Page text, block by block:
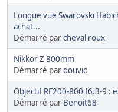
Longue vue Swarovski
achat...
Démarré parcheval roux
Nikkor Z 800mm
Démarré pardouvid
Objectif RF200-800 f6.3-9 :
Démarré par Benoit68